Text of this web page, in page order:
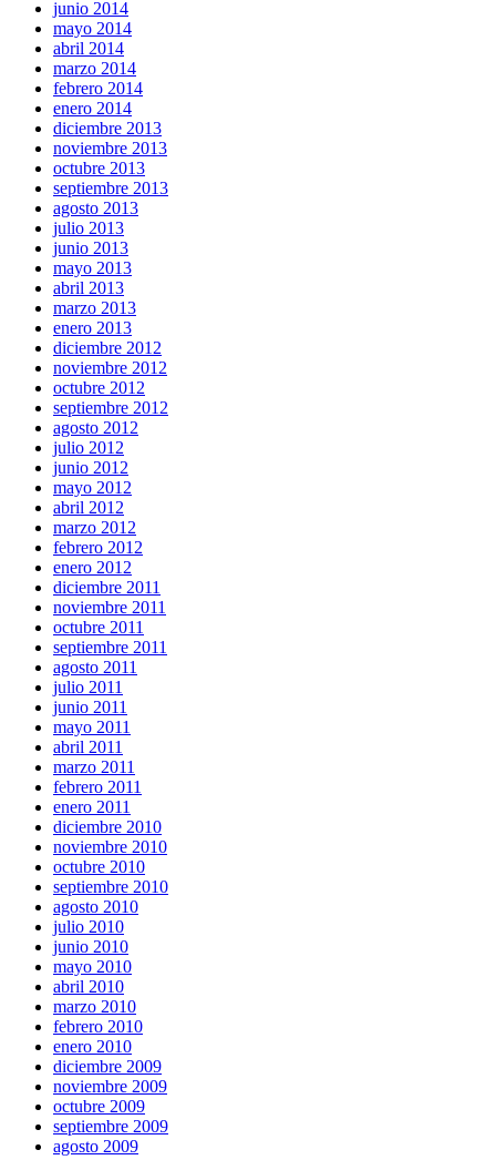
junio 2014
mayo 2014
abril 2014
marzo 2014
febrero 2014
enero 2014
diciembre 2013
noviembre 2013
octubre 2013
septiembre 2013
agosto 2013
julio 2013
junio 2013
mayo 2013
abril 2013
marzo 2013
enero 2013
diciembre 2012
noviembre 2012
octubre 2012
septiembre 2012
agosto 2012
julio 2012
junio 2012
mayo 2012
abril 2012
marzo 2012
febrero 2012
enero 2012
diciembre 2011
noviembre 2011
octubre 2011
septiembre 2011
agosto 2011
julio 2011
junio 2011
mayo 2011
abril 2011
marzo 2011
febrero 2011
enero 2011
diciembre 2010
noviembre 2010
octubre 2010
septiembre 2010
agosto 2010
julio 2010
junio 2010
mayo 2010
abril 2010
marzo 2010
febrero 2010
enero 2010
diciembre 2009
noviembre 2009
octubre 2009
septiembre 2009
agosto 2009